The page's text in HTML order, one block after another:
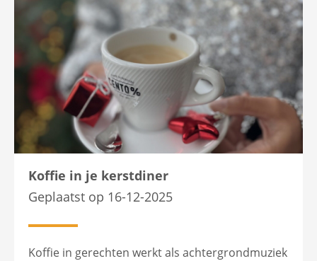
Koffie in je kerstdiner
Geplaatst op 16-12-2025
Koffie in gerechten werkt als achtergrondmuziek